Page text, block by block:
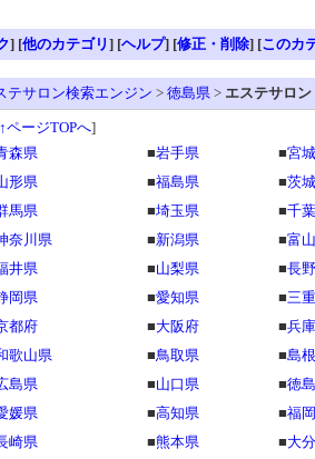
] [他のカテゴリ] [ヘルプ] [修正・削除] [このカ
テサロン検索エンジン > 徳島県 > エステサロン
↑ページTOPへ]
森県 ■岩手県 ■宮
形県 ■福島県 ■茨
馬県 ■埼玉県 ■千
奈川県 ■新潟県 ■富
井県 ■山梨県 ■長
岡県 ■愛知県 ■三
都府 ■大阪府 ■兵
歌山県 ■鳥取県 ■島
島県 ■山口県 ■徳
媛県 ■高知県 ■福
崎県 ■熊本県 ■大